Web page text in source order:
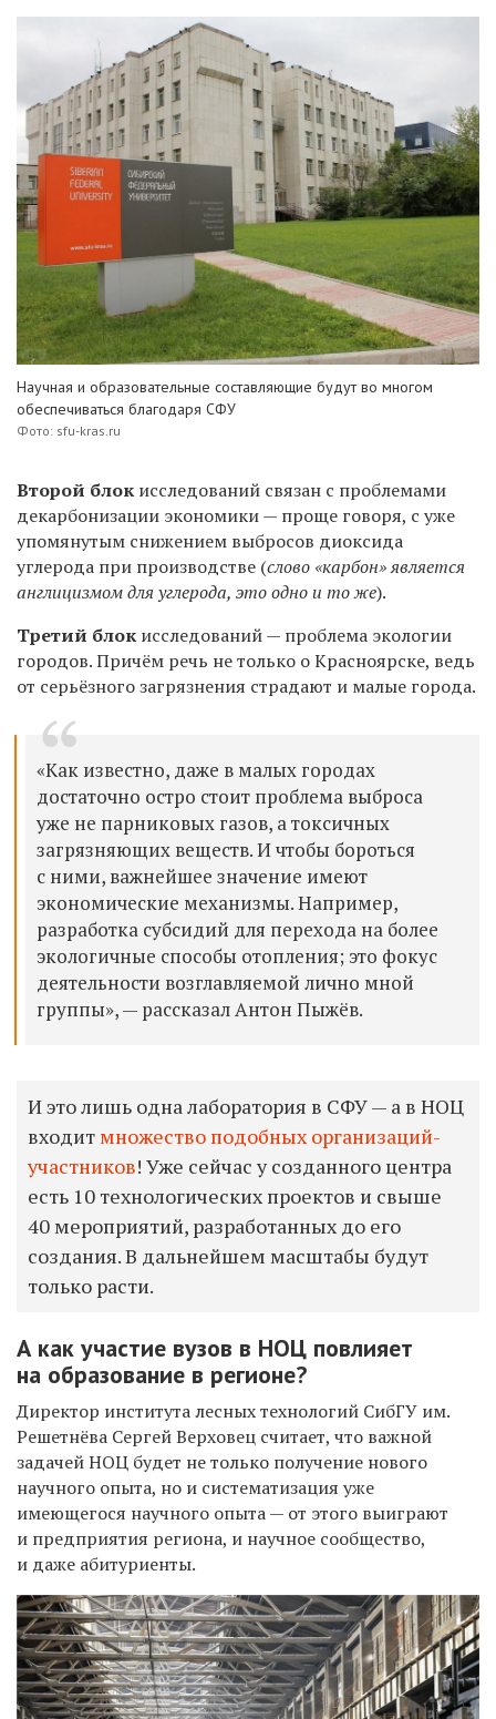
Научная и образовательные составляющие будут во многом
обеспечиваться благодаря СФУ
Фото: sfu-kras.ru
Второй блок исследований связан с проблемами
декарбонизации экономики — проще говоря, с уже
упомянутым снижением выбросов диоксида
углерода при производстве (слово «карбон» является
англицизмом для углерода, это одно и то же).
Третий блок исследований — проблема экологии
городов. Причём речь не только о Красноярске, ведь
от серьёзного загрязнения страдают и малые города.
«Как известно, даже в малых городах
достаточно остро стоит проблема выброса
уже не парниковых газов, а токсичных
загрязняющих веществ. И чтобы бороться
с ними, важнейшее значение имеют
экономические механизмы. Например,
разработка субсидий для перехода на более
экологичные способы отопления; это фокус
деятельности возглавляемой лично мной
группы», — рассказалАнтон Пыжёв.
И это лишь одна лаборатория в СФУ — а в НОЦ
входит множество подобных организаций-
участников! Уже сейчас у созданного центра
есть 10 технологических проектов и свыше
40 мероприятий, разработанных до его
создания. В дальнейшем масштабы будут
только расти.
А как участие вузов в НОЦ повлияет
на образование в регионе?
Директор института лесных технологий СибГУ им.
Решетнёва Сергей Верховец считает, что важной
задачей НОЦ будет не только получение нового
научного опыта, но и систематизация уже
имеющегося научного опыта — от этого выиграют
и предприятия региона, и научное сообщество,
и даже абитуриенты.